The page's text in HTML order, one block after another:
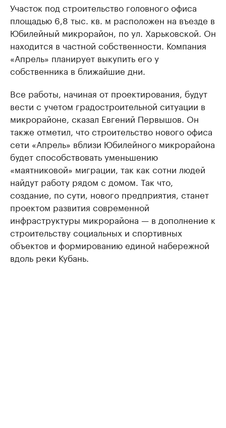
Участок под строительство головного офиса
площадью 6,8 тыс. кв. м расположен на въезде в
Юбилейный микрорайон, по ул. Харьковской. Он
находится в частной собственности. Компания
«Апрель» планирует выкупить его у
собственника в ближайшие дни.
Все работы, начиная от проектирования, будут
вести с учетом градостроительной ситуации в
микрорайоне, сказал Евгений Первышов. Он
также отметил, что строительство нового офиса
сети «Апрель» вблизи Юбилейного микрорайона
будет способствовать уменьшению
«маятниковой» миграции, так как сотни людей
найдут работу рядом с домом. Так что,
создание, по сути, нового предприятия, станет
проектом развития современной
инфраструктуры микрорайона — в дополнение к
строительству социальных и спортивных
объектов и формированию единой набережной
вдоль реки Кубань.